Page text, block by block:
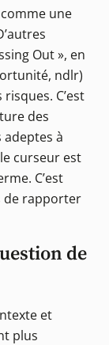
une
Out », en
ndlr)
C’est
des
à
curseur est
C’est
de rapporter
de
et
plus